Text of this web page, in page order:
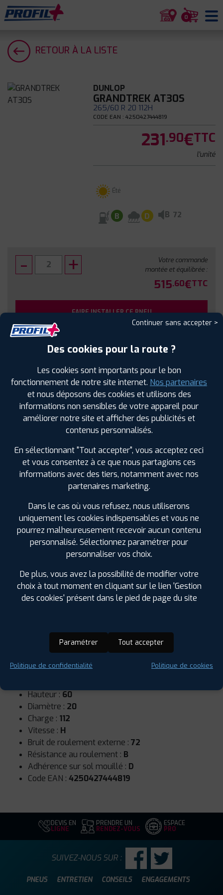
0
RETOUR À LA LISTE
DUNLOP
GRANDTREK AT30S
265/60 R 20 112H
CODE EAN : 4250427444819
231.90€TTC
l'unité
Été
B D B 72
Votre commande
montée et équilibrée :
515.60€TTC
FAIRE INSTALLER CE PNEU
Sous réserve de disponibilité en agence
SPÉCIFICATIONS AVIS CLIENTS ÉTIQUETAGE
Étiquetage
Runflat :Non
Hauteur : 60
Diamètre : 20
Charge : 112
Vitesse : H
Bruit de roulement externe : 72
Résistance au roulement : B
Adhérence sur sol mouillé : D
Code EAN : 4250427444819
DEVIS EN
LIGNE
PRENDRE UN
RENDEZ-VOUS
ESPACE
PRO
PNEUS ENTRETIEN CONSEILS ENGAGEMENTS
SUIVEZ-NOUS SUR :
Continuer sans accepter >
Des cookies pour la route ?
Les cookies sont importants pour le bon
fonctionnement de notre site internet. Nos partenaires
et nous déposons des cookies et utilisons des
informations non sensibles de votre appareil pour
améliorer notre site et afficher des publicités et
contenus personnalisés.
En sélectionnant "Tout accepter", vous acceptez ceci
et vous consentez à ce que nous partagions ces
informations avec des tiers, notamment avec nos
partenaires marketing.
Dans le cas où vous refusez, nous utiliserons
uniquement les cookies indispensables et vous ne
pourrez malheureusement recevoir aucun contenu
personnalisé. Sélectionnez paramétrer pour
personnaliser vos choix.
De plus, vous avez la possibilité de modifier votre
choix à tout moment en cliquant sur le lien 'Gestion
des cookies' présent dans le pied de page du site
Paramétrer Tout accepter
Politique de confidentialité Politique de cookies